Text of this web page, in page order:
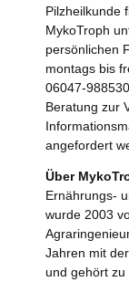
Pilzheilkunde
MykoTroph
persönlichen
montags bis
06047-
Beratung zur
angefordert
Über
Ernährungs-
wurde 2003
Jahren mit
und gehört